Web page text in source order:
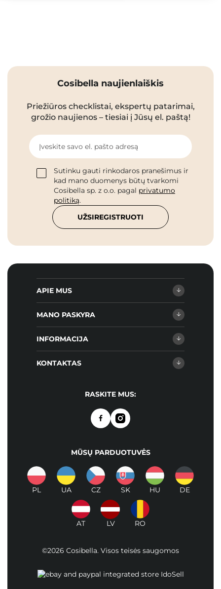
Cosibella naujienlaiškis
Priežiūros checklistai, ekspertų patarimai,
grožio naujienos – tiesiai į Jūsų el. paštą!
Įveskite savo el. pašto adresą
Sutinku gauti rinkodaros pranešimus ir
kad mano duomenys būtų tvarkomi
Cosibella sp. z o.o. pagal privatumo
politiką.
UŽSIREGISTRUOTI
APIE MUS
MANO PASKYRA
INFORMACIJA
KONTAKTAS
RASKITE MUS:
MŪSŲ PARDUOTUVĖS
PL UA CZ SK HU DE
AT LV RO
©2026 Cosibella. Visos teisės saugomos